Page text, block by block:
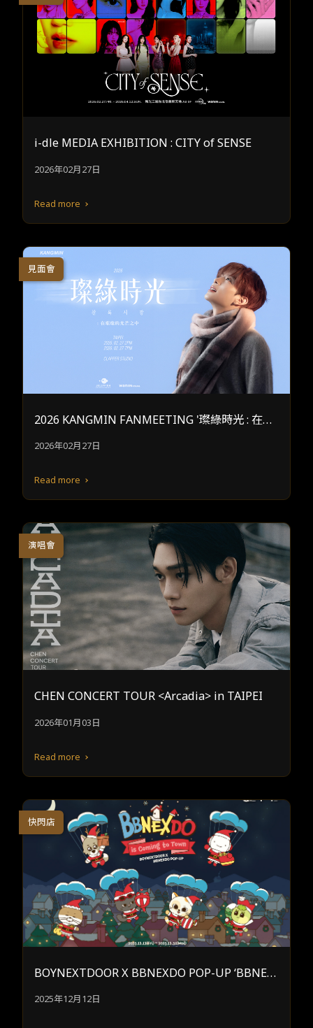
i-dle MEDIA EXHIBITION : CITY of SENSE
2026年02月27日
Read more
2026 KANGMIN FANMEETING '璨綠時光 : 在璀
璨的光芒之中' IN TAIPEI
2026年02月27日
Read more
見面會
CHEN CONCERT TOUR <Arcadia> in TAIPEI
2026年01月03日
Read more
演唱會
BOYNEXTDOOR X BBNEXDO POP-UP ‘BBNEX
DO is Coming to Town’ in TAIPEI
2025年12月12日
快閃店